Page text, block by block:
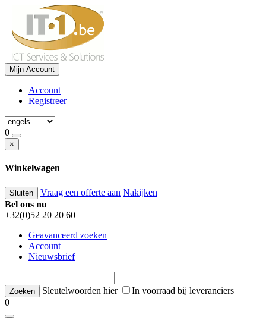
Mijn Account
Account
Registreer
0
×
Winkelwagen
Sluiten Vraag een offerte aan Nakijken
Bel ons nu
+32(0)52 20 20 60
Geavanceerd zoeken
Account
Nieuwsbrief
Sleutelwoorden hier
In voorraad bij leveranciers
0